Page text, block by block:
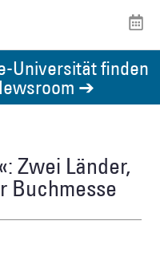
Universität finden
➔
Zwei Länder,
Buchmesse